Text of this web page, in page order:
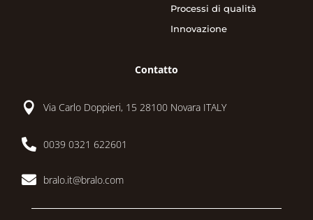
Processi di qualità
Innovazione
Contatto
 Via Carlo Doppieri, 15 28100 Novara ITALY
 0039 0321 622601
 bralo.it@bralo.com